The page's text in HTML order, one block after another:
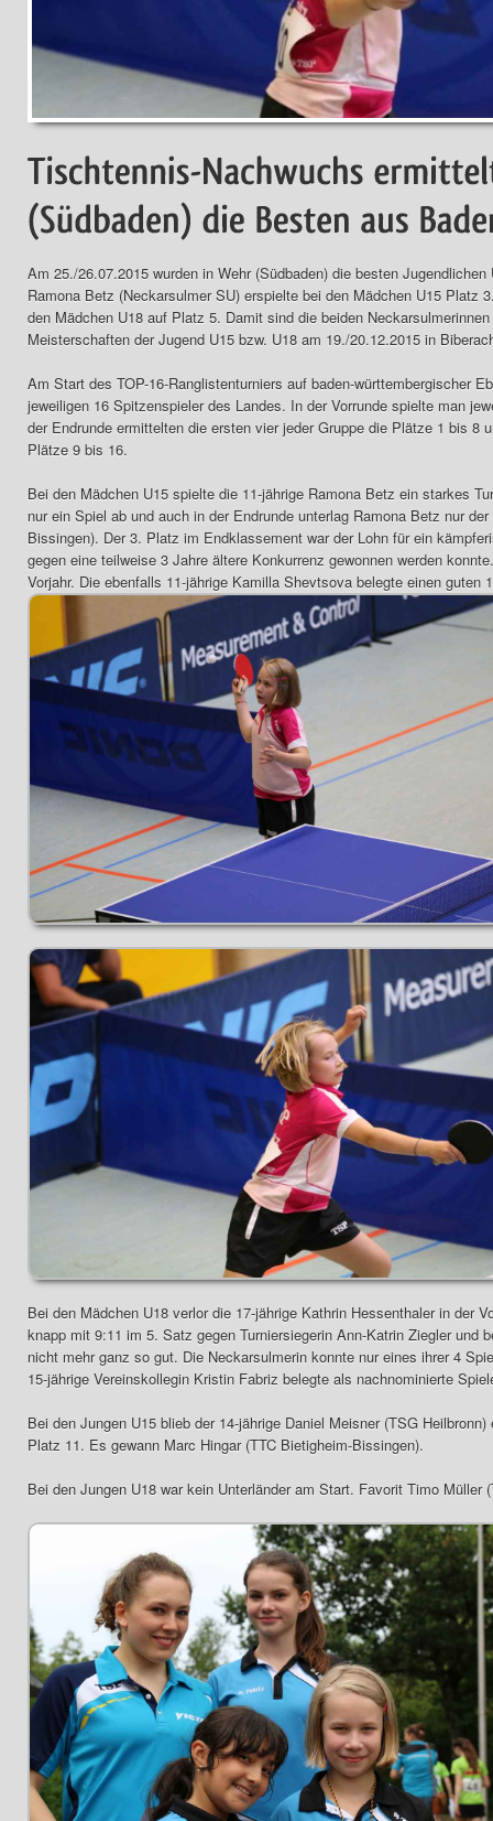
Am 25./26.07.2015 wurden in Wehr (Südbaden) die besten
Ramona Betz (Neckarsulmer SU) erspielte bei den Mädchen U15 Platz
den Mädchen U18 auf Platz 5. Damit sind die beiden
Meisterschaften der Jugend U15 bzw. U18 am 19./20.12.2015 in
Am Start des TOP-16-Ranglistenturniers auf baden-württembergischer
jeweiligen 16 Spitzenspieler des Landes. In der Vorrunde spielte man
der Endrunde ermittelten die ersten vier jeder Gruppe die Plätze 1 bis 8
Plätze 9 bis 16.
Bei den Mädchen U15 spielte die 11-jährige Ramona Betz ein starkes
nur ein Spiel ab und auch in der Endrunde unterlag Ramona Betz nur
Bissingen). Der 3. Platz im Endklassement war der Lohn für ein
gegen eine teilweise 3 Jahre ältere Konkurrenz gewonnen werden
Vorjahr. Die ebenfalls 11-jährige Kamilla Shevtsova belegte einen guten
Bei den Mädchen U18 verlor die 17-jährige Kathrin Hessenthaler in der
knapp mit 9:11 im 5. Satz gegen Turniersiegerin Ann-Katrin Ziegler und
nicht mehr ganz so gut. Die Neckarsulmerin konnte nur eines ihrer 4
15-jährige Vereinskollegin Kristin Fabriz belegte als nachnominierte
Bei den Jungen U15 blieb der 14-jährige Daniel Meisner (TSG
Platz 11. Es gewann Marc Hingar (TTC Bietigheim-Bissingen).
Bei den Jungen U18 war kein Unterländer am Start. Favorit Timo